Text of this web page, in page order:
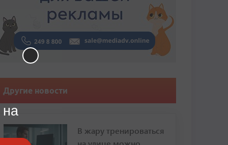
Другие новости
В жару тренироваться